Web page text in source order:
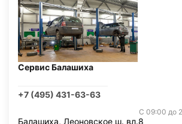
Сервис Балашиха
+7 (495) 431-63-63
С 09:00 до
Балашиха, Леоновское ш. вл.8